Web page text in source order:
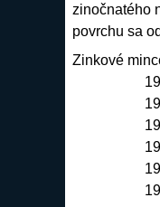
zinočnatého
povrchu sa
Zinkové